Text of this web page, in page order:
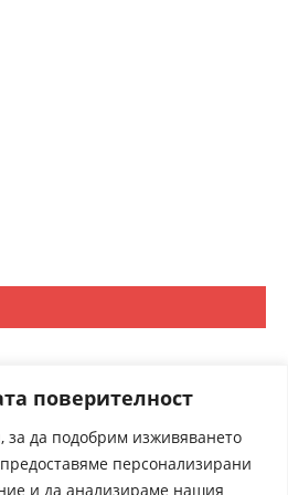
поверителност
за да подобрим изживяването
персонализирани
и да анализираме нашия